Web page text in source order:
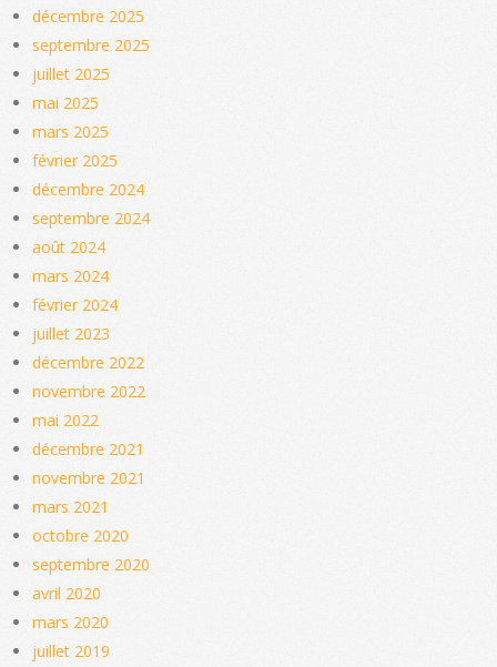
décembre 2025
septembre 2025
juillet 2025
mai 2025
mars 2025
février 2025
décembre 2024
septembre 2024
août 2024
mars 2024
février 2024
juillet 2023
décembre 2022
novembre 2022
mai 2022
décembre 2021
novembre 2021
mars 2021
octobre 2020
septembre 2020
avril 2020
mars 2020
juillet 2019